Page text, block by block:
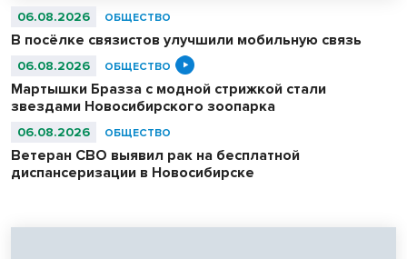
06.08.2026 ОБЩЕСТВО
В посёлке связистов улучшили мобильную связь
06.08.2026 ОБЩЕСТВО
Мартышки Бразза с модной стрижкой стали
звездами Новосибирского зоопарка
06.08.2026 ОБЩЕСТВО
Ветеран СВО выявил рак на бесплатной
диспансеризации в Новосибирске